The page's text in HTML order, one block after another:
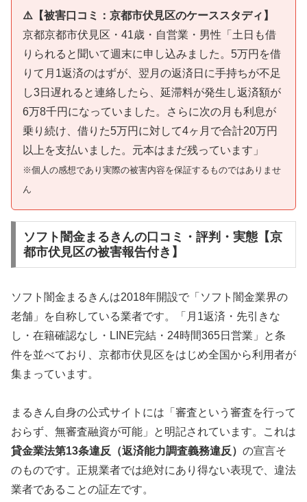
⚠️【被害口コミ：京都市伏見区のケーススタディ】
京都京都市伏見区・41歳・自営業・男性「土日も借
りられると聞いて週末に申し込みました。5万円を借
りて月1返済のはずが、翌月の返済日に手持ちが不足
し3日遅れると連絡したら、延滞料が発生し返済額が
6万8千円になっていました。さらに次の月も利息が
乗り続け、借りた5万円に対して4ヶ月で合計20万円
以上を支払いました。元本はまだ残っています」
※個人の感想であり実際の被害内容を保証するものではありませ
ん
ソフト闇金まるきんの口コミ・評判・実態【京
都市伏見区の被害報告付き】
ソフト闇金まるきんは2018年開設で「ソフト闇金業界の
老舗」を自称している業者です。「月1返済・先引きな
し・在籍確認なし・LINE完結・24時間365日営業」と条
件を並べており、京都市伏見区をはじめ全国から利用者が
集まっています。
まるきん自身の公式サイトには「審査という審査を行って
おらず、無審査融資が可能」と明記されています。これは
貸金業法第13条違反（返済能力調査義務違反） の宣言そ
のものです。正規業者では絶対にあり得ない表現で、違法
業者であることの証左です。